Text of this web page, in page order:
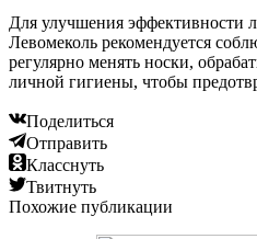
Для улучшения эффективности
Левомеколь рекомендуется
регулярно менять носки,
личной гигиены, чтобы
Поделиться
Отправить
Класснуть
Твитнуть
Похожие публикации